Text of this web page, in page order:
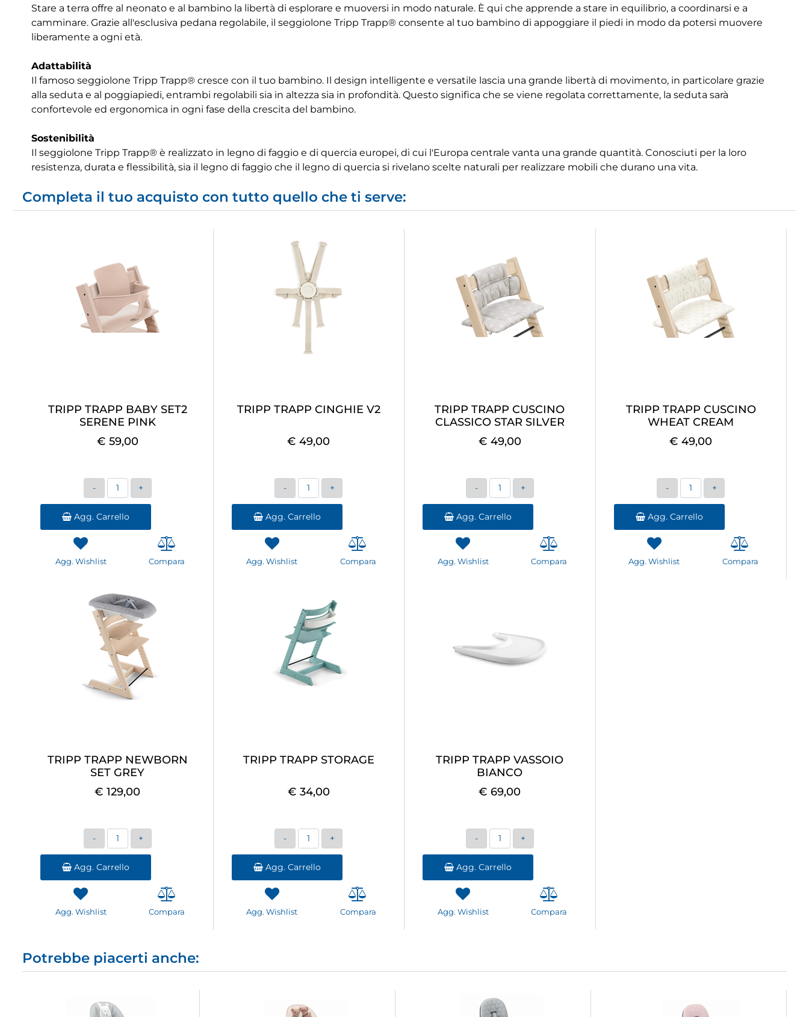
Stare a terra offre al neonato e al bambino la libertà di esplorare e muoversi in modo naturale. È qui che apprende a stare in equilibrio, a coordinarsi e a
camminare. Grazie all'esclusiva pedana regolabile, il seggiolone Tripp Trapp® consente al tuo bambino di appoggiare il piedi in modo da potersi muovere
liberamente a ogni età.
Adattabilità
Il famoso seggiolone Tripp Trapp® cresce con il tuo bambino. Il design intelligente e versatile lascia una grande libertà di movimento, in particolare grazie
alla seduta e al poggiapiedi, entrambi regolabili sia in altezza sia in profondità. Questo significa che se viene regolata correttamente, la seduta sarà
confortevole ed ergonomica in ogni fase della crescita del bambino.
Sostenibilità
Il seggiolone Tripp Trapp® è realizzato in legno di faggio e di quercia europei, di cui l'Europa centrale vanta una grande quantità. Conosciuti per la loro
resistenza, durata e flessibilità, sia il legno di faggio che il legno di quercia si rivelano scelte naturali per realizzare mobili che durano una vita.
Completa il tuo acquisto con tutto quello che ti serve:
TRIPP TRAPP BABY SET2
SERENE PINK
€ 59,00
Quantità
Agg. Carrello
Agg. Wishlist Compara
TRIPP TRAPP CINGHIE V2
€ 49,00
Quantità
Agg. Carrello
Agg. Wishlist Compara
TRIPP TRAPP CUSCINO
CLASSICO STAR SILVER
€ 49,00
Quantità
Agg. Carrello
Agg. Wishlist Compara
TRIPP TRAPP CUSCINO
WHEAT CREAM
€ 49,00
Quantità
Agg. Carrello
Agg. Wishlist Compara
TRIPP TRAPP NEWBORN
SET GREY
€ 129,00
Quantità
Agg. Carrello
Agg. Wishlist Compara
TRIPP TRAPP STORAGE
€ 34,00
Quantità
Agg. Carrello
Agg. Wishlist Compara
TRIPP TRAPP VASSOIO
BIANCO
€ 69,00
Quantità
Agg. Carrello
Agg. Wishlist Compara
Potrebbe piacerti anche: